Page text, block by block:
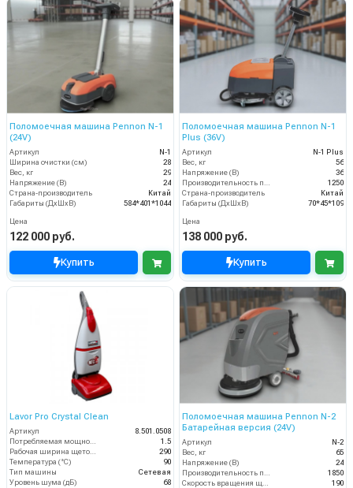
Поломоечная машина Pennon N-1
(24V)
Артикул
N-1
Ширина очистки (см)
28
Вес, кг
29
Напряжение (В)
24
Страна-производитель
Китай
Габариты (ДхШхВ)
584*401*1044
Цена
122 000 руб.
Купить
Поломоечная машина Pennon N-1
Plus (36V)
Артикул
N-1 Plus
Вес, кг
56
Напряжение (В)
36
Производительность по площади (м2/ч)
1250
Страна-производитель
Китай
Габариты (ДхШхВ)
70*45*109
Цена
138 000 руб.
Купить
Lavor Pro Crystal Clean
Артикул
8.501.0508
1.5
290
Температура (°C)
90
Тип машины
Сетевая
Уровень шума (дБ)
68
Поломоечная машина Pennon N-2
Батарейная версия (24V)
Артикул
N-2
Вес, кг
65
Напряжение (В)
24
1850
190